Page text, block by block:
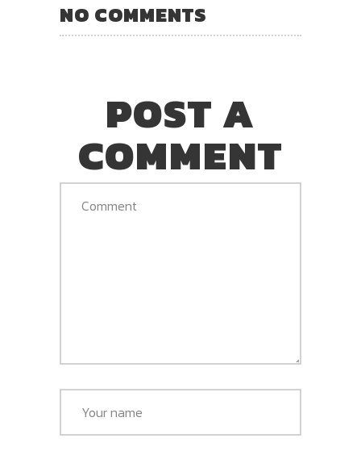
NO COMMENTS
POST A
COMMENT